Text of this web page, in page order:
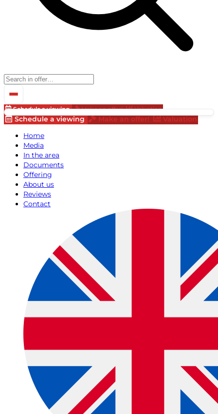
Schedule a viewing Make an offer! Valuation
Schedule a viewing Make an offer!
Valuation
Home
Media
In the area
Documents
Offering
About us
Reviews
Contact